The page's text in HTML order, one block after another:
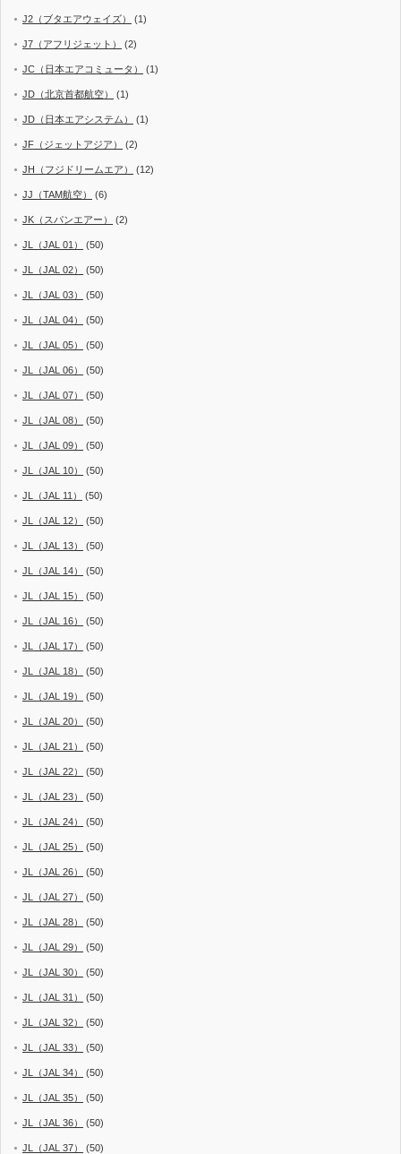
J2（ブタエアウェイズ） (1)
J7（アフリジェット） (2)
JC（日本エアコミュータ） (1)
JD（北京首都航空） (1)
JD（日本エアシステム） (1)
JF（ジェットアジア） (2)
JH（フジドリームエア） (12)
JJ（TAM航空） (6)
JK（スパンエアー） (2)
JL（JAL 01） (50)
JL（JAL 02） (50)
JL（JAL 03） (50)
JL（JAL 04） (50)
JL（JAL 05） (50)
JL（JAL 06） (50)
JL（JAL 07） (50)
JL（JAL 08） (50)
JL（JAL 09） (50)
JL（JAL 10） (50)
JL（JAL 11） (50)
JL（JAL 12） (50)
JL（JAL 13） (50)
JL（JAL 14） (50)
JL（JAL 15） (50)
JL（JAL 16） (50)
JL（JAL 17） (50)
JL（JAL 18） (50)
JL（JAL 19） (50)
JL（JAL 20） (50)
JL（JAL 21） (50)
JL（JAL 22） (50)
JL（JAL 23） (50)
JL（JAL 24） (50)
JL（JAL 25） (50)
JL（JAL 26） (50)
JL（JAL 27） (50)
JL（JAL 28） (50)
JL（JAL 29） (50)
JL（JAL 30） (50)
JL（JAL 31） (50)
JL（JAL 32） (50)
JL（JAL 33） (50)
JL（JAL 34） (50)
JL（JAL 35） (50)
JL（JAL 36） (50)
JL（JAL 37） (50)